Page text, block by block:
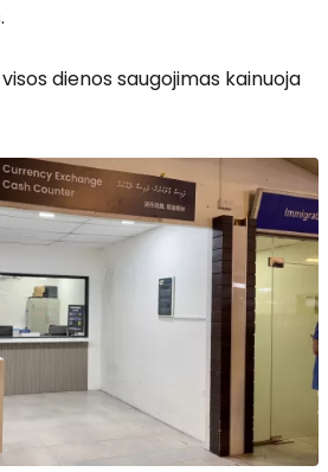
dienos saugojimas kainuoja